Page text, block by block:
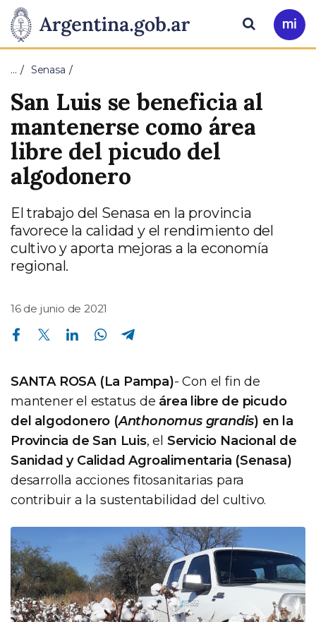
Presidencia
de
la
Nación
Pasar al contenido principal
Ir
a
Buscar
… Senasa
San Luis se beneficia al
mantenerse como área
libre del picudo del
algodonero
El trabajo del Senasa en la provincia
favorece la calidad y el rendimiento del
cultivo y aporta mejoras a la economía
regional.
16 de junio de 2021
Compartir en Facebook Compartir en Twitter Compartir en Linkedin Compartir en Whatsapp
SANTA ROSA (La Pampa)- Con el fin de
mantener el estatus de área libre de picudo
del algodonero (Anthonomus grandis) en la
Provincia de San Luis, el Servicio Nacional de
Sanidad y Calidad Agroalimentaria (Senasa)
desarrolla acciones fitosanitarias para
contribuir a la sustentabilidad del cultivo.